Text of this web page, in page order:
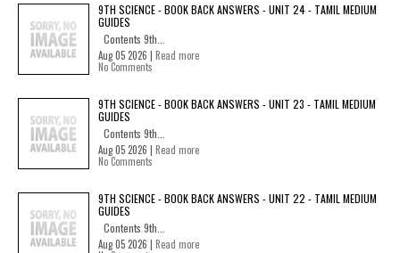
9TH SCIENCE - BOOK BACK ANSWERS - UNIT 24 - TAMIL MEDIUM
GUIDES
Contents 9th...
Aug 05 2026 | Read more
No Comments
9TH SCIENCE - BOOK BACK ANSWERS - UNIT 23 - TAMIL MEDIUM
GUIDES
Contents 9th...
Aug 05 2026 | Read more
No Comments
9TH SCIENCE - BOOK BACK ANSWERS - UNIT 22 - TAMIL MEDIUM
GUIDES
Contents 9th...
Aug 05 2026 | Read more